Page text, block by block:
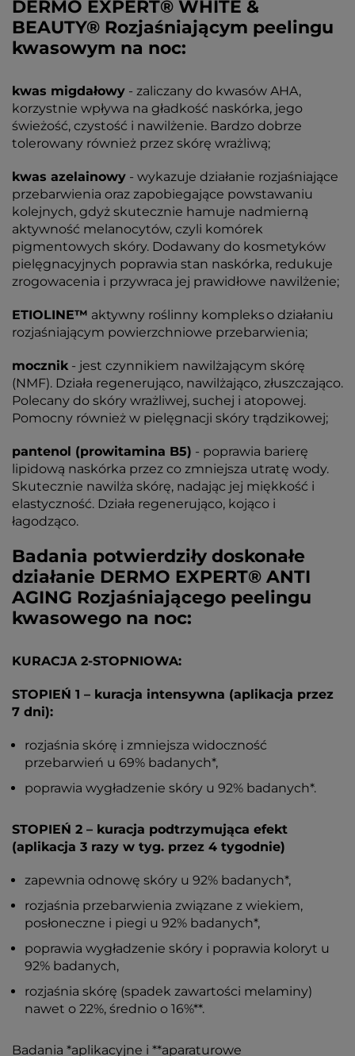
DERMO EXPERT® WHITE &
BEAUTY® Rozjaśniającym peelingu
kwasowym na noc:
kwas migdałowy - zaliczany do kwasów AHA,
korzystnie wpływa na gładkość naskórka, jego
świeżość, czystość i nawilżenie. Bardzo dobrze
tolerowany również przez skórę wrażliwą;
kwas azelainowy - wykazuje działanie rozjaśniające
przebarwienia oraz zapobiegające powstawaniu
kolejnych, gdyż skutecznie hamuje nadmierną
aktywność melanocytów, czyli komórek
pigmentowych skóry. Dodawany do kosmetyków
pielęgnacyjnych poprawia stan naskórka, redukuje
zrogowacenia i przywraca jej prawidłowe nawilżenie;
ETIOLINE™ aktywny roślinny kompleks o działaniu
rozjaśniającym powierzchniowe przebarwienia;
mocznik- jest czynnikiem nawilżającym skórę
(NMF). Działa regenerująco, nawilżająco, złuszczająco.
Polecany do skóry wrażliwej, suchej i atopowej.
Pomocny również w pielęgnacji skóry trądzikowej;
pantenol (prowitamina B5) - poprawia barierę
lipidową naskórka przez co zmniejsza utratę wody.
Skutecznie nawilża skórę, nadając jej miękkość i
elastyczność. Działa regenerująco, kojąco i
łagodząco.
Badania potwierdziły doskonałe
działanie DERMO EXPERT® ANTI
AGING Rozjaśniającego peelingu
kwasowego na noc:
KURACJA 2-STOPNIOWA:
STOPIEŃ 1 – kuracja intensywna (aplikacja przez
7 dni):
rozjaśnia skórę i zmniejsza widoczność
przebarwień u 69% badanych*,
poprawia wygładzenie skóry u 92% badanych*.
STOPIEŃ 2 – kuracja podtrzymująca efekt
(aplikacja 3 razy w tyg. przez 4 tygodnie)
zapewnia odnowę skóry u 92% badanych*,
rozjaśnia przebarwienia związane z wiekiem,
posłoneczne i piegi u 92% badanych*,
poprawia wygładzenie skóry i poprawia koloryt u
92% badanych,
rozjaśnia skórę (spadek zawartości melaminy)
nawet o 22%, średnio o 16%**.
Badania *aplikacyjne i **aparaturowe